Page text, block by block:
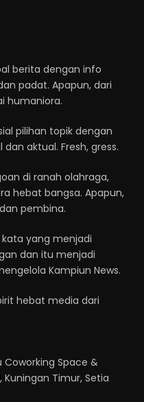
berita dengan info
padat. Apapun, dari
humaniora.
pilihan topik dengan
aktual. Fresh, gress.
di ranah olahraga,
hebat bangsa. Apapun,
pembina.
yang menjadi
dan itu menjadi
Kampiun News.
hebat media dari
Coworking Space &
Kuningan Timur, Setia